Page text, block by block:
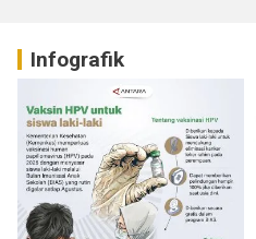
Infografik